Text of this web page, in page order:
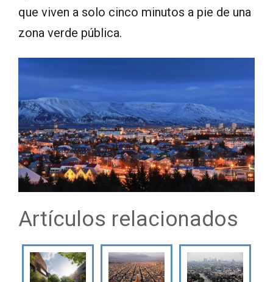
que viven a solo cinco minutos a pie de una
zona verde pública.
Artículos relacionados